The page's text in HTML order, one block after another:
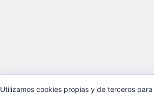
Utilizamos cookies propias y de terceros